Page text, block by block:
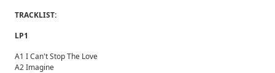
TRACKLIST:
LP1
A1 I Can't Stop The Love
A2 Imagine